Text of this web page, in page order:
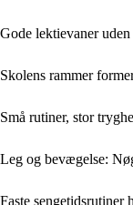
Gode lektievaner
Skolens rammer
Små rutiner, stor
Leg og bevægelse:
Faste